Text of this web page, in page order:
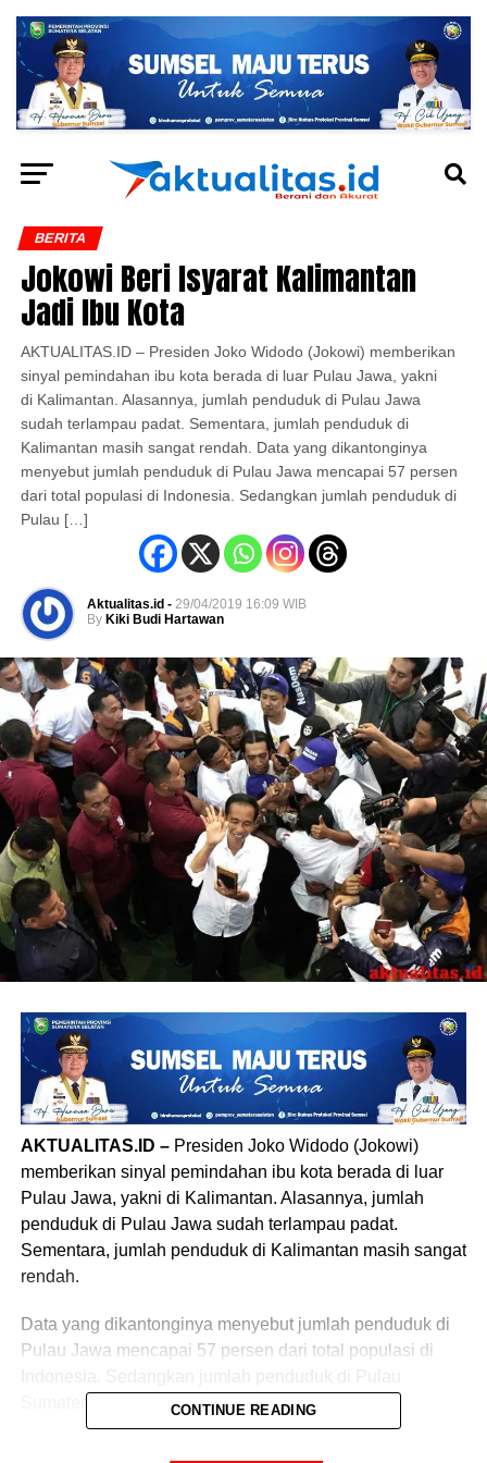
BERITA
Jokowi Beri Isyarat Kalimantan
Jadi Ibu Kota
AKTUALITAS.ID – Presiden Joko Widodo (Jokowi) memberikan
sinyal pemindahan ibu kota berada di luar Pulau Jawa, yakni
di Kalimantan. Alasannya, jumlah penduduk di Pulau Jawa
sudah terlampau padat. Sementara, jumlah penduduk di
Kalimantan masih sangat rendah. Data yang dikantonginya
menyebut jumlah penduduk di Pulau Jawa mencapai 57 persen
dari total populasi di Indonesia. Sedangkan jumlah penduduk di
Pulau […]
Aktualitas.id - 29/04/2019 16:09 WIB
By Kiki Budi Hartawan
AKTUALITAS.ID –Presiden Joko Widodo (Jokowi)
memberikan sinyal pemindahan ibu kota berada di luar
Pulau Jawa, yakni di Kalimantan. Alasannya, jumlah
penduduk di Pulau Jawa sudah terlampau padat.
Sementara, jumlah penduduk di Kalimantan masih sangat
rendah.
Data yang dikantonginya menyebut jumlah penduduk di
Pulau Jawa mencapai 57 persen dari total populasi di
Sumatera tembus 21 persen.CONTINUE READING